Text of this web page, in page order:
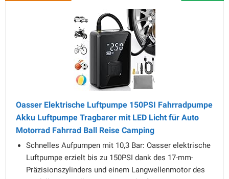
Oasser Elektrische Luftpumpe 150PSI Fahrradpumpe
Akku Luftpumpe Tragbarer mit LED Licht für Auto
Motorrad Fahrrad Ball Reise Camping
Schnelles Aufpumpen mit 10,3 Bar: Oasser elektrische
Luftpumpe erzielt bis zu 150PSI dank des 17-mm-
Präzisionszylinders und einem Langwellenmotor des